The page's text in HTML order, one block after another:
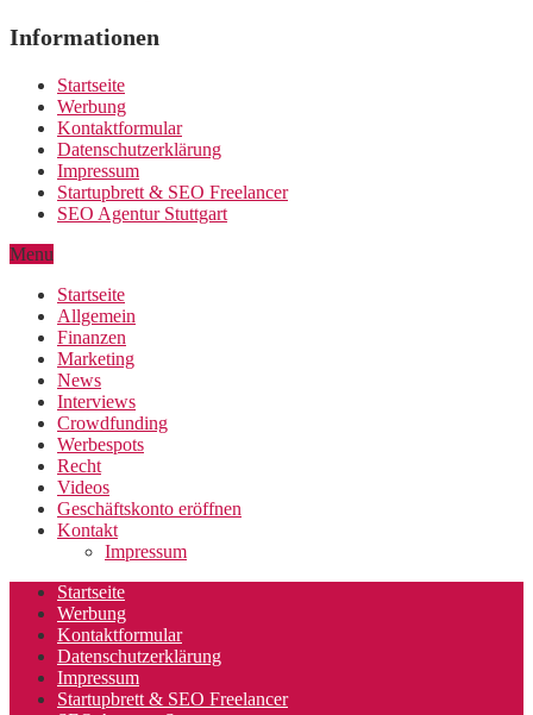
Informationen
Startseite
Werbung
Kontaktformular
Datenschutzerklärung
Impressum
Startupbrett & SEO Freelancer
SEO Agentur Stuttgart
Menu
Startseite
Allgemein
Finanzen
Marketing
News
Interviews
Crowdfunding
Werbespots
Recht
Videos
Geschäftskonto eröffnen
Kontakt
Impressum
Startseite
Werbung
Kontaktformular
Datenschutzerklärung
Impressum
Startupbrett & SEO Freelancer